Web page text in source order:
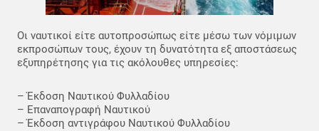
Οι ναυτικοί είτε αυτοπροσώπως είτε μέσω των νόμιμων
εκπροσώπων τους, έχουν τη δυνατότητα εξ αποστάσεως
εξυπηρέτησης για τις ακόλουθες υπηρεσίες:
– Έκδοση Ναυτικού Φυλλαδίου
– Επαναπογραφή Ναυτικού
– Έκδοση αντιγράφου Ναυτικού Φυλλαδίου